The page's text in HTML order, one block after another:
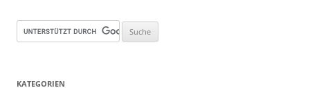
KATEGORIEN